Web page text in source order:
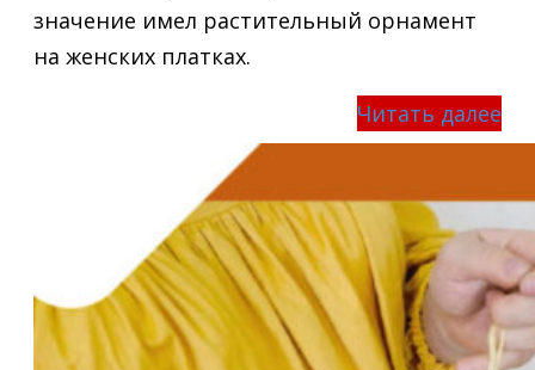
значение имел растительный орнамент
на женских платках.
Читать далее